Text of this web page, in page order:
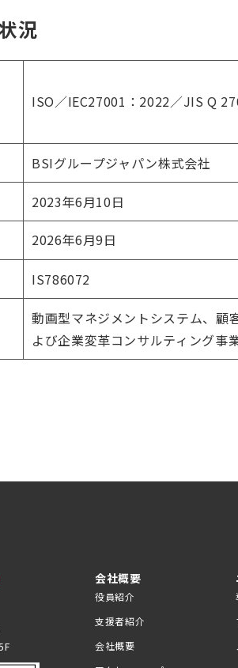
況
ISO／IEC27001：2022／JIS Q
BSIグループジャパン株式会社
2023年6月10日
2026年6月9日
IS786072
動画型マネジメントシステム、顧
よび企業変革コンサルティング事
会社概要
役員紹介
支援者紹介
会社概要